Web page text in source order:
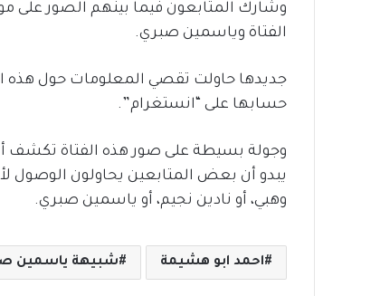
وشارك المتابعون فيما بينهم الصور على
الفتاة وياسمين صبري.
جديدها حاولت تقصي المعلومات حول هذه
حسابها على “انستغرام”.
وجولة بسيطة على صور هذه الفتاة تكشف أن
يبدو أن بعض المتابعين يحاولون الوصول
وهبي، أو نادين نجيم، أو ياسمين صبري.
احمد ابو هشيمة شبيهة ياسمين